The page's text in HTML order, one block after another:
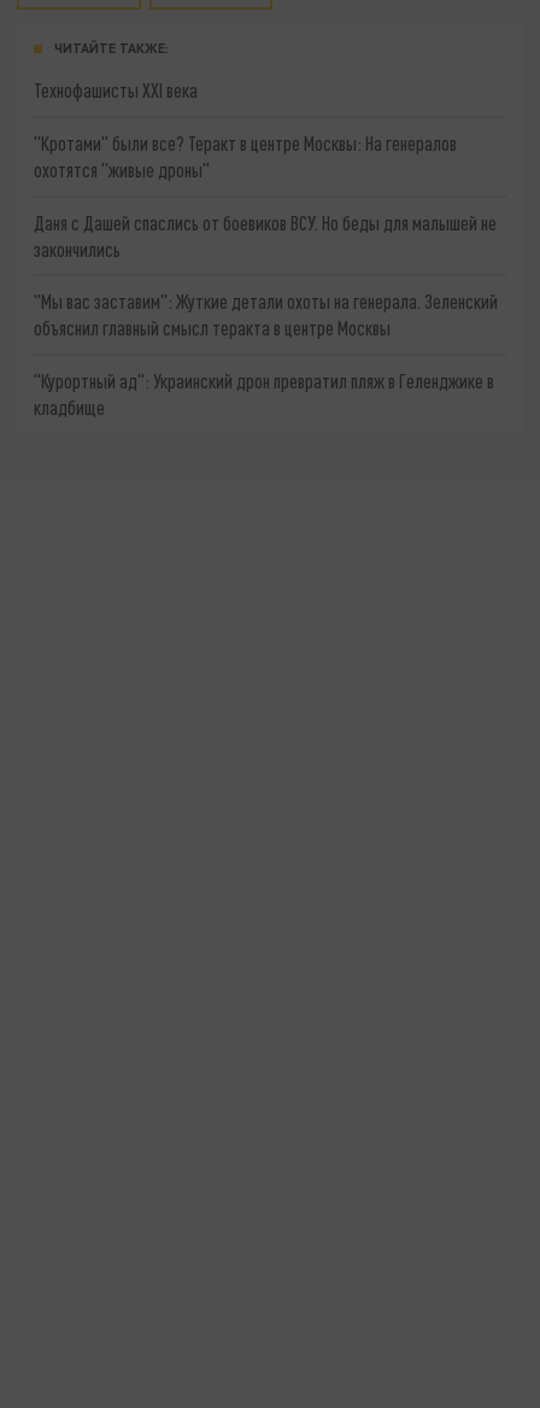
ЧИТАЙТЕ ТАКЖЕ:
Технофашисты XXI века
"Кротами" были все? Теракт в центре Москвы: На генералов
охотятся "живые дроны"
Даня с Дашей спаслись от боевиков ВСУ. Но беды для малышей не
закончились
"Мы вас заставим": Жуткие детали охоты на генерала. Зеленский
объяснил главный смысл теракта в центре Москвы
"Курортный ад": Украинский дрон превратил пляж в Геленджике в
кладбище